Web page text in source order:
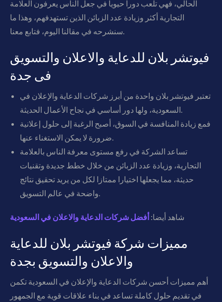
الحالي، فهي تلعب دورا حيويا في جعل الناس يعرفون العلامة
التجارية أكثر وزيادة عدد الزبائن الذين تستهدفهم، وهذا ما
سنشرحه في مقالنا اليوم، فتابع معنا.
فيوتشر بلان للدعاية والاعلان والتسويق
فى جدة
تعتبر فيوتشر بلان واحدة من أبرز شركات الدعاية والإعلان في
السعودية، ولها دور أساسي في نجاح الأعمال الحديثة.
فمع زيادة المنافسة في السوق، أصبح الرغبة إلى حلول إعلانية
ضرورة لا يمكن الاستغناء عنها.
تساعد الشركة في رفع مستوى معرفة الناس بالعلامة
التجارية، وزيادة عدد الزبائن من خلال خطط جديدة وتقنيات
حديثة، مما يجعلها اختيارا ممتازا لكل من يريد تحقيق نتائج
واضحة في عالم التسويق.
شاهد أيضا: أفضل شركات الدعاية والاعلان في السعودية
مميزات شركة فيوتشر بلان للدعاية
والاعلان والتسويق بجدة
أهم مميزات أحسن شركات الدعاية والإعلان في السعودية تكمن
في تقديم حلول كاملة تساعد في بناء علاقات قوية مع الجمهور